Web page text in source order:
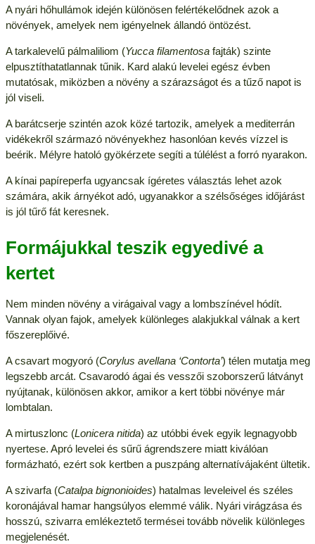
A nyári hőhullámok idején különösen felértékelődnek azok a
növények, amelyek nem igényelnek állandó öntözést.
A tarkalevelű pálmaliliom (Yucca filamentosafajták) szinte
elpusztíthatatlannak tűnik. Kard alakú levelei egész évben
mutatósak, miközben a növény a szárazságot és a tűző napot is
jól viseli.
A barátcserje szintén azok közé tartozik, amelyek a mediterrán
vidékekről származó növényekhez hasonlóan kevés vízzel is
beérik. Mélyre hatoló gyökérzete segíti a túlélést a forró nyarakon.
A kínai papíreperfa ugyancsak ígéretes választás lehet azok
számára, akik árnyékot adó, ugyanakkor a szélsőséges időjárást
is jól tűrő fát keresnek.
Formájukkal teszik egyedivé a
kertet
Nem minden növény a virágaival vagy a lombszínével hódít.
Vannak olyan fajok, amelyek különleges alakjukkal válnak a kert
főszereplőivé.
A csavart mogyoró (Corylus avellana ‘Contorta’) télen mutatja meg
legszebb arcát. Csavarodó ágai és vesszői szoborszerű látványt
nyújtanak, különösen akkor, amikor a kert többi növénye már
lombtalan.
A mirtuszlonc (Lonicera nitida) az utóbbi évek egyik legnagyobb
nyertese. Apró levelei és sűrű ágrendszere miatt kiválóan
formázható, ezért sok kertben a puszpáng alternatívájaként ültetik.
A szivarfa (Catalpa bignonioides) hatalmas leveleivel és széles
koronájával hamar hangsúlyos elemmé válik. Nyári virágzása és
hosszú, szivarra emlékeztető termései tovább növelik különleges
megjelenését.